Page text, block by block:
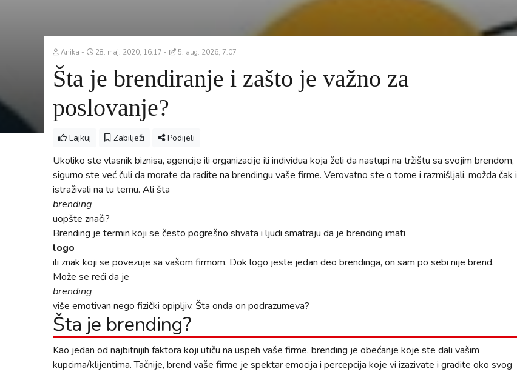
Anika 28. maj. 2020, 16:17 5. aug. 2026, 7:07
Šta je brendiranje i zašto je važno za
poslovanje?
Lajkuj Zabilježi Podijeli
Ukoliko ste vlasnik biznisa, agencije ili organizacije ili individua koja želi da nastupi na tržištu sa svojim brendom,
sigurno ste već čuli da morate da radite na brendingu vaše firme. Verovatno ste o tome i razmišljali, možda čak i
istraživali na tu temu. Ali šta
brending
uopšte znači?
Brending je termin koji se često pogrešno shvata i ljudi smatraju da je brending imati
logo
ili znak koji se povezuje sa vašom firmom. Dok logo jeste jedan deo brendinga, on sam po sebi nije brend.
Može se reći da je
brending
više emotivan nego fizički opipljiv. Šta onda on podrazumeva?
Šta je brending?
Kao jedan od najbitnijih faktora koji utiču na uspeh vaše firme, brending je obećanje koje ste dali vašim
kupcima/klijentima. Tačnije, brend vaše firme je spektar emocija i percepcija koje vi izazivate i gradite oko svog